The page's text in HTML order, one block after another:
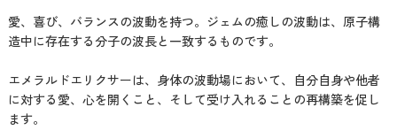
愛、喜び、バランスの波動を持つ。ジェムの癒しの波動は、原子構
造中に存在する分子の波長と一致するものです。
エメラルドエリクサーは、身体の波動場において、自分自身や他者
に対する愛、心を開くこと、そして受け入れることの再構築を促し
ます。